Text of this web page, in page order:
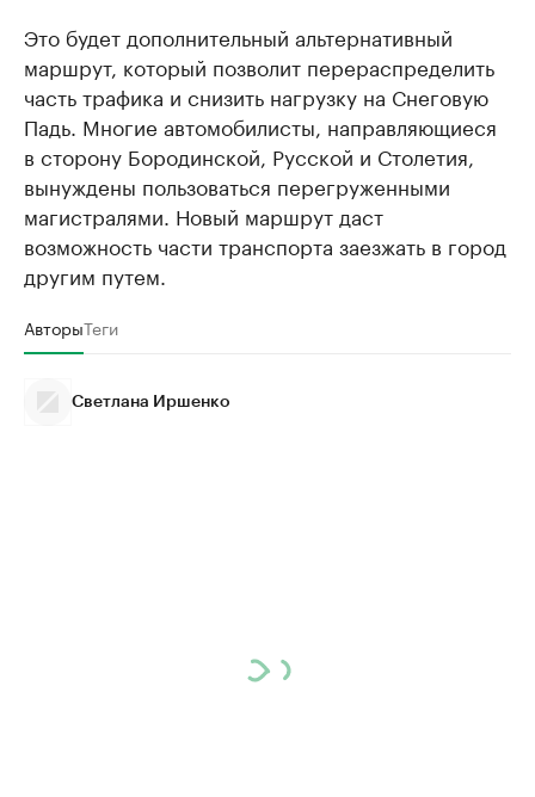
Это будет дополнительный альтернативный
маршрут, который позволит перераспределить
часть трафика и снизить нагрузку на Снеговую
Падь. Многие автомобилисты, направляющиеся
в сторону Бородинской, Русской и Столетия,
вынуждены пользоваться перегруженными
магистралями. Новый маршрут даст
возможность части транспорта заезжать в город
другим путем.
АвторыТеги
Светлана Иршенко